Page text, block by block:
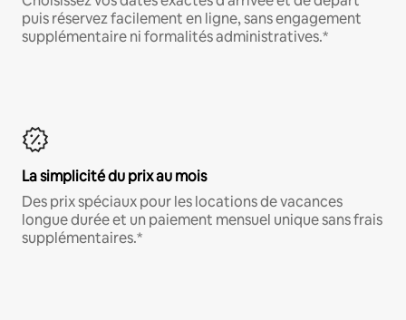
puis réservez facilement en ligne, sans engagement
supplémentaire ni formalités administratives.*
La simplicité du prix au mois
Des prix spéciaux pour les locations de vacances
longue durée et un paiement mensuel unique sans frais
supplémentaires.*